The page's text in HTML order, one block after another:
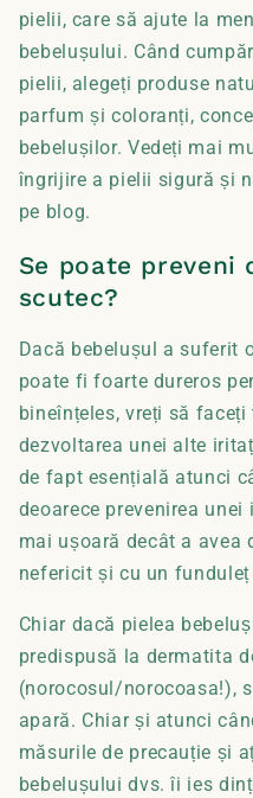
pielii, care să ajute la
bebelușului. Când
pielii, alegeți produse
parfum și coloranți,
bebelușilor. Vedeți mai
îngrijire a pielii sigură și
pe blog.
Se poate preveni
scutec?
Dacă bebelușul a suferit
poate fi foarte dureros
bineînțeles, vreți să
dezvoltarea unei alte
de fapt esențială atunci
deoarece prevenirea
mai ușoară decât a avea
nefericit și cu un funduleț
Chiar dacă pielea
predispusă la dermatita
(norocosul/norocoasa!),
apară. Chiar și atunci
măsurile de precauție și
bebelușului dvs. îi ies